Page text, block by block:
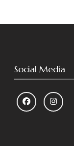
Social Media